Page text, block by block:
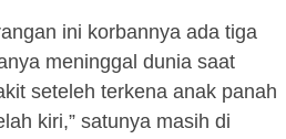
ini korbannya ada tiga
meninggal dunia saat
seteleh terkena anak panah
kiri,” satunya masih di